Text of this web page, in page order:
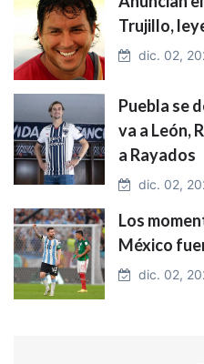
Trujillo,
dic. 02,
Puebla se
va a León,
a Rayados
dic. 02,
Los
México
dic. 02,